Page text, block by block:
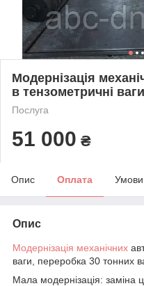
Модернізація
в тензометричні ваги
Послуга
51 000 ₴
Опис Оплата
Опис
Модернізація механічних
ваги, переробка 30 тонних
Мала модернізація: заміна